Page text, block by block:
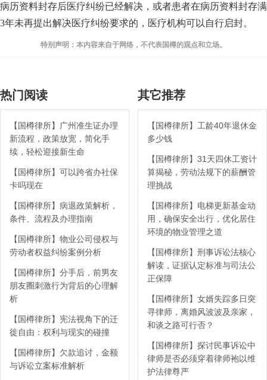
病历资料封存后医疗纠纷已经解决，或者患者在病历资料封存满
3年未再提出解决医疗纠纷要求的，医疗机构可以自行启封。
特别声明：本内容来自于网络，不代表国樽的观点和立场。
热门阅读
【国樽律所】广州准生证办理
新流程，政策放宽，简化手
续，轻松迎接新生命
【国樽律所】可以跨省办社保
卡吗现在
【国樽律所】病退政策解析，
条件、流程及办理指南
【国樽律所】物业公司侵权与
劳动者权益纠纷案例分析
【国樽律所】分手后，前男友
朋友圈刺激行为背后的心理解
析
【国樽律所】宪法视角下的迁
徙自由：权利与现实的碰撞
【国樽律所】欠款追讨，金额
与诉讼立案标准解析
其它推荐
【国樽律所】工龄40年退休金
多少钱
【国樽律所】31天四休工资计
算揭秘，劳动法规下的薪酬管
理挑战
【国樽律所】电梯更新基金动
用，确保安全出行，优化居住
环境的物业管理之道
【国樽律所】刑事诉讼法核心
解读，证据认定标准与司法公
正保障
【国樽律所】女婿失踪多日突
寻律师，离婚风波波及亲家，
和谈之路可行否？
【国樽律所】探讨民事诉讼中
律师是否必须穿着律师袍以维
护法律尊严